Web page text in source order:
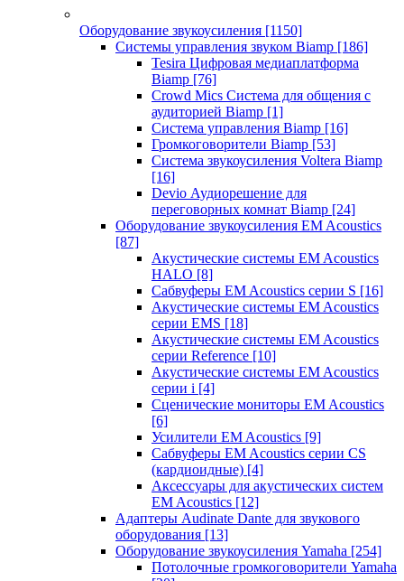
Оборудование звукоусиления [1150]
Системы управления звуком Biamp [186]
Tesira Цифровая медиаплатформа
Biamp [76]
Crowd Mics Система для общения с
аудиторией Biamp [1]
Система управления Biamp [16]
Громкоговорители Biamp [53]
Система звукоусиления Voltera Biamp
[16]
Devio Аудиорешение для
переговорных комнат Biamp [24]
Оборудование звукоусиления EM Acoustics
[87]
Акустические системы EM Acoustics
HALO [8]
Сабвуферы EM Acoustics серии S [16]
Акустические системы EM Acoustics
серии EMS [18]
Акустические системы EM Acoustics
серии Reference [10]
Акустические системы EM Acoustics
серии i [4]
Сценические мониторы EM Acoustics
[6]
Усилители EM Acoustics [9]
Сабвуферы EM Acoustics серии CS
(кардиоидные) [4]
Аксессуары для акустических систем
EM Acoustics [12]
Адаптеры Audinate Dante для звукового
оборудования [13]
Оборудование звукоусиления Yamaha [254]
Потолочные громкоговорители Yamaha